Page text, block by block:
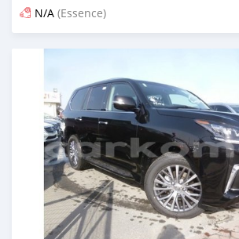
N/A (Essence)
Publié il y a presque 7 ans